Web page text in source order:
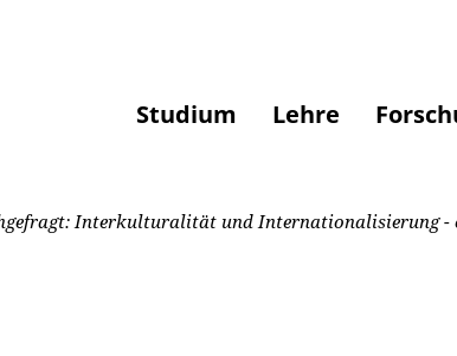
Studium Lehre
Interkulturalität und Internationalisierung -